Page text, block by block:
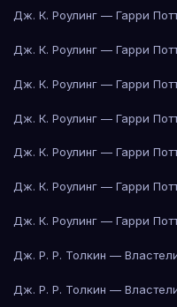
Дж. К. Роулинг — Гарри
Дж. К. Роулинг — Гарри
Дж. К. Роулинг — Гарри
Дж. К. Роулинг — Гарри
Дж. К. Роулинг — Гарри
Дж. К. Роулинг — Гарри
Дж. К. Роулинг — Гарри
Дж. Р. Р. Толкин —
Дж. Р. Р. Толкин —